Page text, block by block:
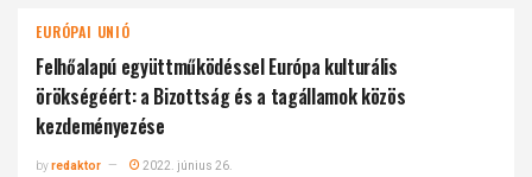
EURÓPAI UNIÓ
Felhőalapú együttműködéssel Európa kulturális
örökségéért: a Bizottság és a tagállamok közös
kezdeményezése
byredaktor 2022. június 26.